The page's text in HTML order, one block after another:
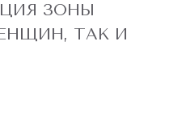
ЗОНЫ
ТАК И